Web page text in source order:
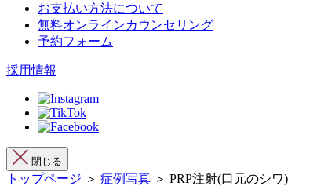
お支払い方法について
無料オンラインカウンセリング
予約フォーム
採用情報
閉じる
トップページ ＞ 症例写真 ＞ PRP注射(口元のシワ)